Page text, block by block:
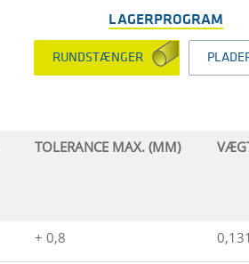
LAGERPROGRAM
RUNDSTÆNGER
TOLERANCE MAX. (MM)
+ 0,8 0,131